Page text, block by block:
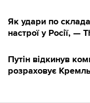
Як удари по
настрої у Росії, —
Путін відкинув
розраховує